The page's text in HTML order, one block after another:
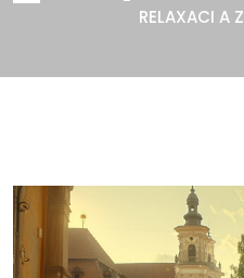
RELAXACI A